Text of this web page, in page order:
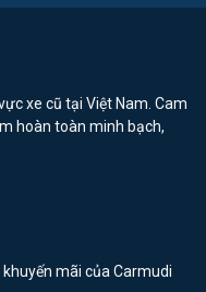
xe cũ tại Việt Nam. Cam
hoàn toàn minh bạch,
mãi của Carmudi